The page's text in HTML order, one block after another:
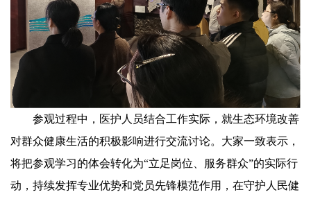
参观过程中，医护人员结合工作实际，就生态环境改善
对群众健康生活的积极影响进行交流讨论。大家一致表示，
将把参观学习的体会转化为“立足岗位、服务群众”的实际行
动，持续发挥专业优势和党员先锋模范作用，在守护人民健